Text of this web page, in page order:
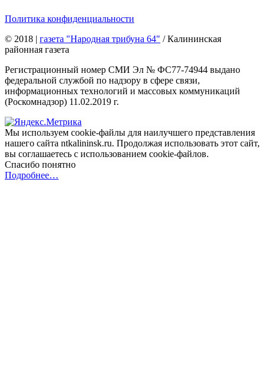
Политика конфиденциальности
© 2018 | газета "Народная трибуна 64" / Калининская
районная газета
Регистрационный номер СМИ Эл № ФС77-74944 выдано
федеральной службой по надзору в сфере связи,
информационных технологий и массовых коммуникаций
(Роскомнадзор) 11.02.2019 г.
Мы используем cookie-файлы для наилучшего представления
нашего сайта ntkalininsk.ru. Продолжая использовать этот сайт,
вы соглашаетесь с использованием cookie-файлов.
Спасибо понятно
Подробнее…